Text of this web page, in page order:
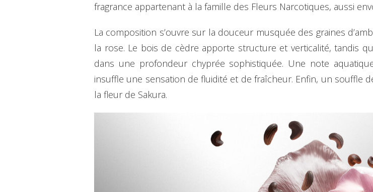
fragrance appartenant à la famille des Fleurs Narcotiques, aussi
La composition s’ouvre sur la douceur musquée des graines
la rose. Le bois de cèdre apporte structure et verticalité, tandis
dans une profondeur chyprée sophistiquée. Une note
insuffle une sensation de fluidité et de fraîcheur. Enfin, un souffle
la fleur de Sakura.